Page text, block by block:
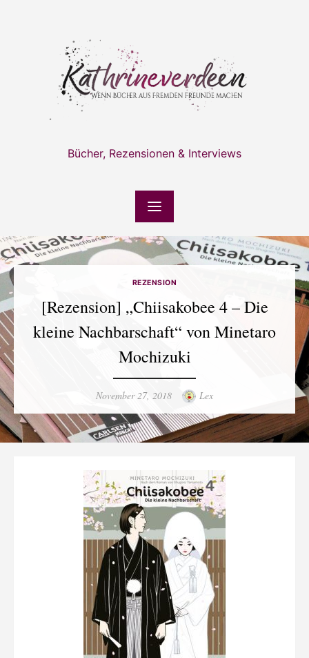
Bücher, Rezensionen & Interviews
REZENSION
[Rezension] „Chiisakobee 4 – Die
kleine Nachbarschaft“ von Minetaro
Mochizuki
Posted
November 27, 2018 Author
Lex